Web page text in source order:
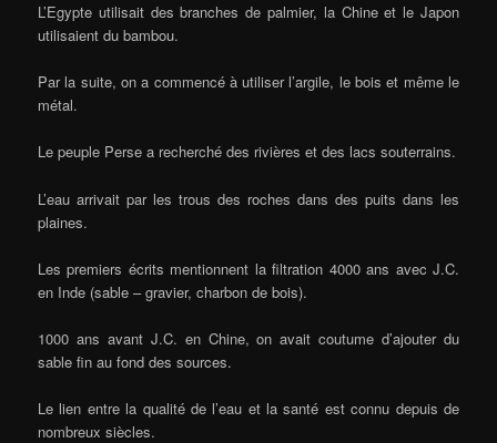
L’Egypte utilisait des branches de palmier, la Chine et le Japon
utilisaient du bambou.
Par la suite, on a commencé à utiliser l’argile, le bois et même le
métal.
Le peuple Perse a recherché des rivières et des lacs souterrains.
L’eau arrivait par les trous des roches dans des puits dans les
plaines.
Les premiers écrits mentionnent la filtration 4000 ans avec J.C.
en Inde (sable – gravier, charbon de bois).
1000 ans avant J.C. en Chine, on avait coutume d’ajouter du
sable fin au fond des sources.
Le lien entre la qualité de l’eau et la santé est connu depuis de
nombreux siècles.